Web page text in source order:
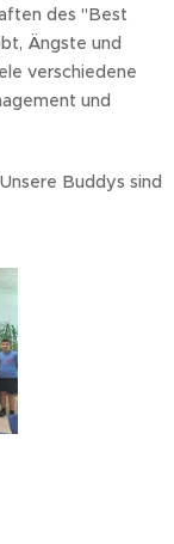
des "Best
Ängste und
verschiedene
und
Buddys sind